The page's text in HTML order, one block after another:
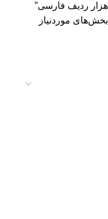
بخش‌های موردنیاز